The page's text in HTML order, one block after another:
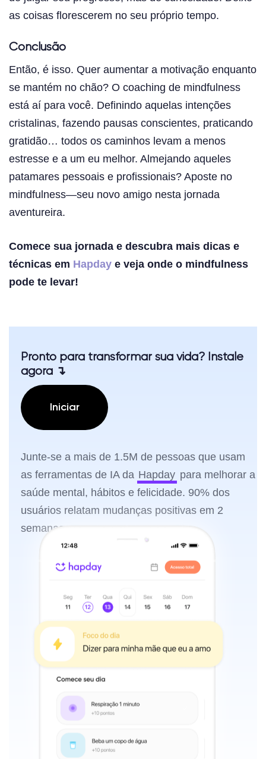
as coisas florescerem no seu próprio tempo.
Conclusão
Então, é isso. Quer aumentar a motivação enquanto
se mantém no chão? O coaching de mindfulness
está aí para você. Definindo aquelas intenções
cristalinas, fazendo pausas conscientes, praticando
gratidão… todos os caminhos levam a menos
estresse e a um eu melhor. Almejando aqueles
patamares pessoais e profissionais? Aposte no
mindfulness—seu novo amigo nesta jornada
aventureira.
Comece sua jornada e descubra mais dicas e
técnicas em Hapday e veja onde o mindfulness
pode te levar!
Pronto para transformar sua vida? Instale
agora ↴
Iniciar
Junte-se a mais de 1.5M de pessoas que usam
as ferramentas de IA da Hapday para melhorar a
saúde mental, hábitos e felicidade. 90% dos
usuários relatam mudanças positivas em 2
semanas.